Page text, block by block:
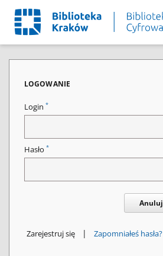
LOGOWANIE
Login *
Hasło *
Anuluj
Zarejestruj się | Zapomniałeś hasła?